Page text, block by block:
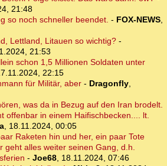
21:48
so noch schneller beendet. - FOX-NEWS,
Lettland, Litauen so wichtig?-
21:53
schon 1,5 Millionen Soldaten unter
22:15
für Militär, aber- Dragonfly,
was da in Bezug auf den Iran brodelt.
offenbar in einem Haifischbecken.... lt.
, 18.11.2024, 00:05
Raketen hin und her, ein paar Tote
geht alles weiter seinen Gang, d.h.
- Joe68, 18.11.2024, 07:46